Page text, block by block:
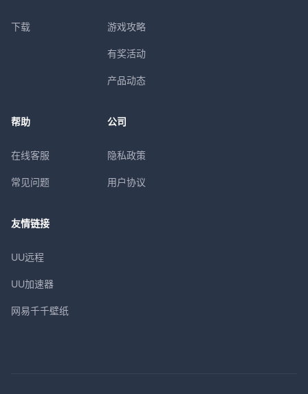
下载 游戏攻略
有奖活动
产品动态
帮助
在线客服
常见问题
公司
隐私政策
用户协议
友情链接
UU远程
UU加速器
网易千千壁纸